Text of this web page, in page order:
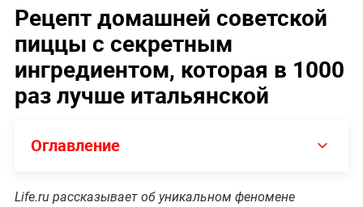
Рецепт домашней советской
пиццы с секретным
ингредиентом, которая в 1000
раз лучше итальянской
Оглавление
Life.ru рассказывает об уникальном феномене